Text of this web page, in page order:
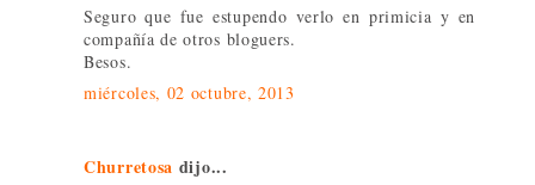
Seguro que fue estupendo verlo en primicia y en
compañía de otros bloguers.
Besos.
miércoles, 02 octubre, 2013
Churretosa dijo...